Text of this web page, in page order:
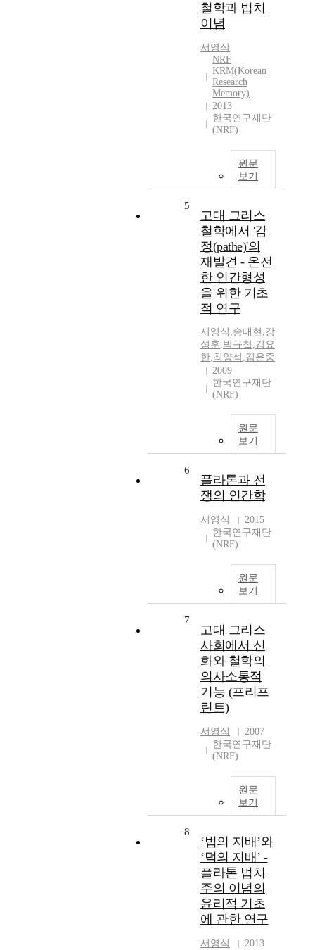
철학과 법치
이념
서영식
NRF
KRM(Korean
Research
Memory)
2013
한국연구재단
(NRF)
원문
보기
5
고대 그리스
철학에서 '감
정(pathe)'의
재발견 - 온전
한 인간형성
을 위한 기초
적 연구
서영식 ,송대현 ,강
성훈,박규철 ,김요
한,최양석 ,김은중
2009
한국연구재단
(NRF)
원문
보기
6
플라톤과 전
쟁의 인간학
서영식
2015
한국연구재단
(NRF)
원문
보기
7
고대 그리스
사회에서 신
화와 철학의
의사소통적
기능 (프리프
린트)
서영식
2007
한국연구재단
(NRF)
원문
보기
8
‘법의 지배’와
‘덕의 지배’ -
플라톤 법치
주의 이념의
윤리적 기초
에 관한 연구
서영식
2013